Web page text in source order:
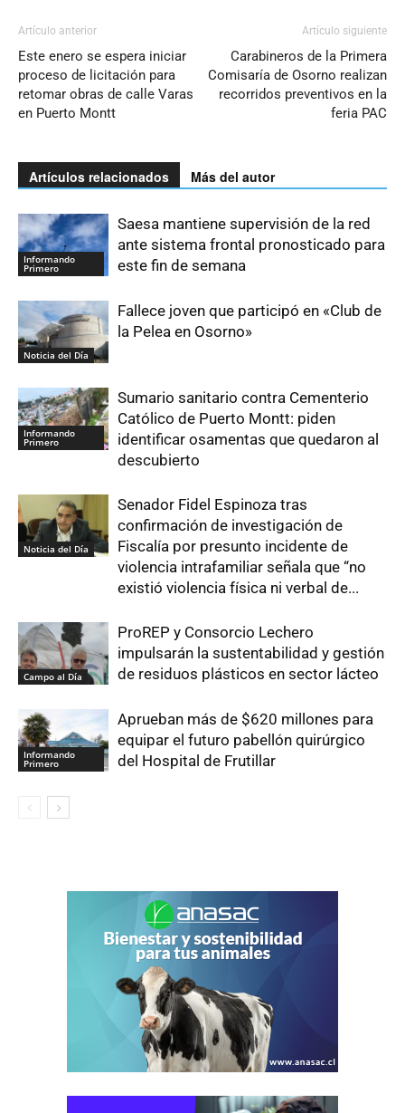
Artículo anterior
Este enero se espera iniciar
proceso de licitación para
retomar obras de calle Varas
en Puerto Montt
Artículo siguiente
Carabineros de la Primera
Comisaría de Osorno realizan
recorridos preventivos en la
feria PAC
Artículos relacionados Más del autor
Informando
Primero
Saesa mantiene supervisión de la red
ante sistema frontal pronosticado para
este fin de semana
Noticia del Día
Fallece joven que participó en «Club de
la Pelea en Osorno»
Informando
Primero
Sumario sanitario contra Cementerio
Católico de Puerto Montt: piden
identificar osamentas que quedaron al
descubierto
Noticia del Día
Senador Fidel Espinoza tras
confirmación de investigación de
Fiscalía por presunto incidente de
violencia intrafamiliar señala que “no
existió violencia física ni verbal de...
Campo al Día
ProREP y Consorcio Lechero
impulsarán la sustentabilidad y gestión
de residuos plásticos en sector lácteo
Informando
Primero
Aprueban más de $620 millones para
equipar el futuro pabellón quirúrgico
del Hospital de Frutillar